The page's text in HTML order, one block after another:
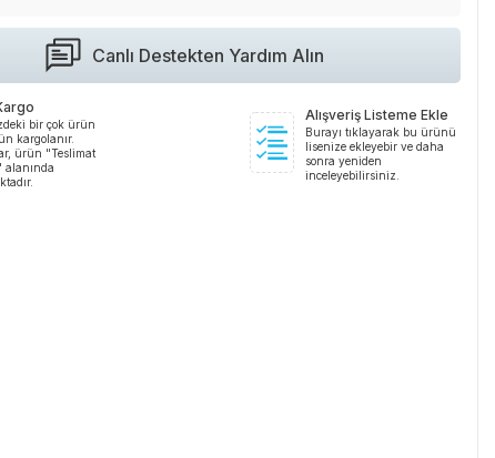
Canlı Destekten Yardım Alın
bir çok ürün
kargolanır.
ürün "Teslimat
alanında
Alışveriş Listeme Ekle
Burayı tıklayarak bu ürünü
lisenize ekleyebir ve daha
sonra yeniden
inceleyebilirsiniz.